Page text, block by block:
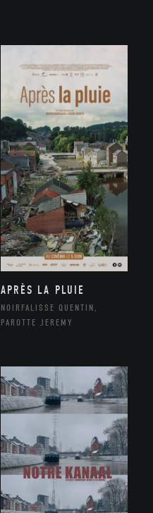
APRÈS LA PLUIE
NOIRFALISSE QUENTIN,
PAROTTE JEREMY